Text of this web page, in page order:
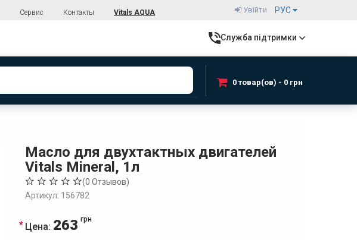
Сервис Контакты Vitals AQUA РУС
Увійти
Служба підтримки
0 товар(ов) - 0 грн
Масло для двухтактных двигателей
Vitals Mineral, 1л
(0 Отзывов)
Артикул: 156782
Цена: 263 грн